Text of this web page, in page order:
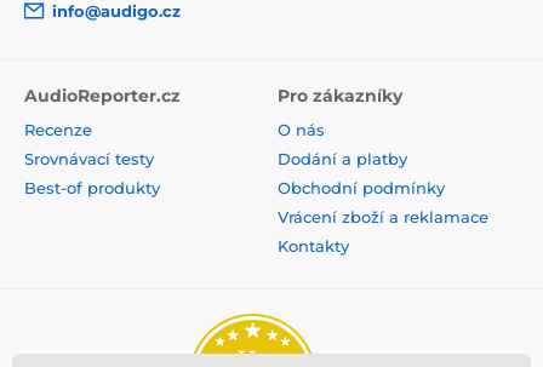
Produkt je zaradený v kategóriách
Kolem uší Otevřená
info@audigo.cz
AudioReporter.cz
Recenze
Srovnávací testy
Best-of produkty
Pro zákazníky
O nás
Dodání a platby
Obchodní podmínky
Vrácení zboží a reklamace
Kontakty